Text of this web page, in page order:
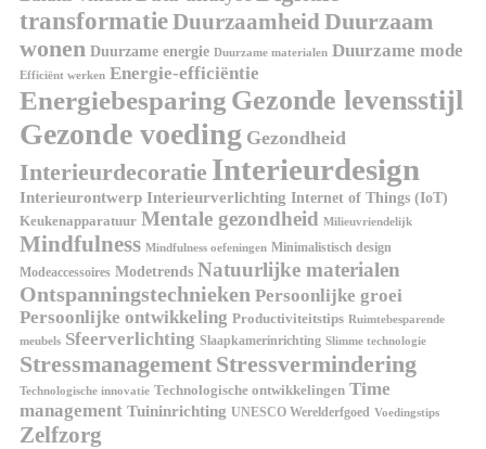
transformatieDuurzaamheidDuurzaam
wonen Duurzame energie Duurzame materialen Duurzame mode
Efficiënt werken Energie-efficiëntie
Energiebesparing Gezonde levensstijl
Gezonde voeding Gezondheid
Interieurdecoratie Interieurdesign
Interieurontwerp Interieurverlichting Internet of Things (IoT)
Keukenapparatuur Mentale gezondheid Milieuvriendelijk
Mindfulness Mindfulness oefeningen Minimalistisch design
Modeaccessoires Modetrends Natuurlijke materialen
Ontspanningstechnieken Persoonlijke groei
Persoonlijke ontwikkeling Productiviteitstips Ruimtebesparende
meubels Sfeerverlichting Slaapkamerinrichting Slimme technologie
Stressmanagement Stressvermindering
Technologische innovatie Technologische ontwikkelingen Time
management Tuininrichting UNESCO Werelderfgoed Voedingstips
Zelfzorg